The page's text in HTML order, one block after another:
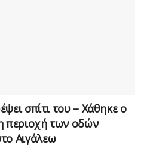
σπίτι του – Χάθηκε ο
περιοχή των οδών
Αιγάλεω